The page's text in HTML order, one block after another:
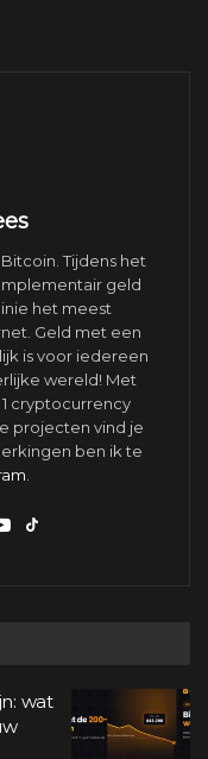
Tijdens het
geld
het meest
Geld met een
is voor iedereen
wereld! Met
cryptocurrency
projecten vind je
ben ik te
wat